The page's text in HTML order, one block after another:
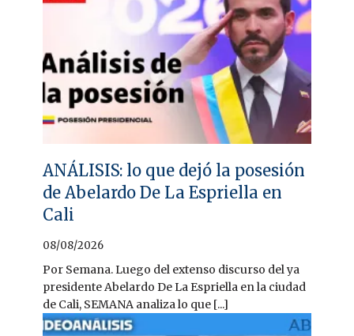
ANÁLISIS: lo que dejó la posesión
de Abelardo De La Espriella en
Cali
08/08/2026
Por Semana. Luego del extenso discurso del ya
presidente Abelardo De La Espriella en la ciudad
de Cali, SEMANA analiza lo que [...]